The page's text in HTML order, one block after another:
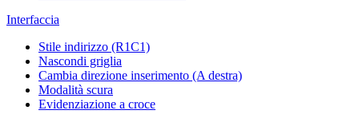
Interfaccia
Stile indirizzo (R1C1)
Nascondi griglia
Cambia direzione inserimento (A destra)
Modalità scura
Evidenziazione a croce